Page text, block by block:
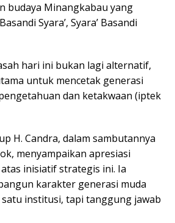
budaya Minangkabau yang
Syara’, Syara’ Basandi
hari ini bukan lagi alternatif,
untuk mencetak generasi
dan ketakwaan (iptek
H. Candra, dalam sambutannya
menyampaikan apresiasi
inisiatif strategis ini. Ia
karakter generasi muda
institusi, tapi tanggung jawab